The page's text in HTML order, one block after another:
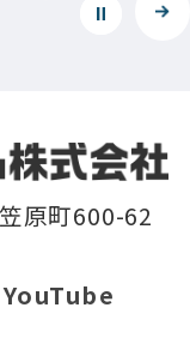
原町600-62
YouTube